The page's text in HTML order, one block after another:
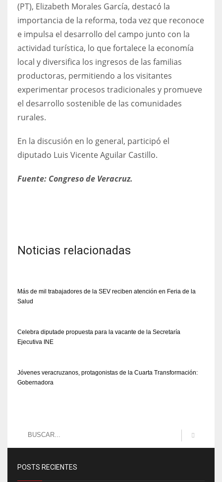
(PT), Elizabeth Morales García, destacó la
importancia de la reforma, toda vez que reconoce
e impulsa el desarrollo del campo junto con la
actividad turística, lo que fortalece la economía
local y diversifica los ingresos de las familias
productoras, permitiendo a los visitantes
experimentar procesos tradicionales y promueve
el desarrollo sostenible de las comunidades
rurales.
En la discusión en lo general, participó el
diputado Luis Vicente Aguilar Castillo.
Fuente: Congreso de Veracruz.
Noticias relacionadas
Más de mil trabajadores de la SEV reciben atención en Feria de la
Salud
Celebra diputade propuesta para la vacante de la Secretaría
Ejecutiva INE
Jóvenes veracruzanos, protagonistas de la Cuarta Transformación:
Gobernadora
POSTS RECIENTES